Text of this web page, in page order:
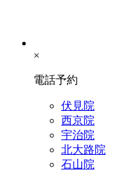
×
電話予約
伏見院
西京院
宇治院
北大路院
石山院